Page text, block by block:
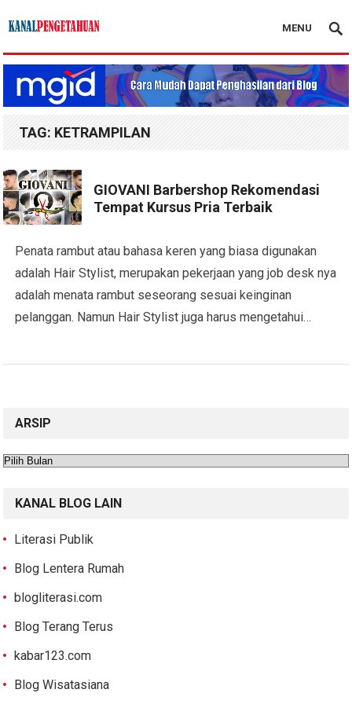
Kanal Pengetahuan
MENU
TAG: KETRAMPILAN
GIOVANI Barbershop Rekomendasi
Tempat Kursus Pria Terbaik
Penata rambut atau bahasa keren yang biasa digunakan
adalah Hair Stylist, merupakan pekerjaan yang job desk nya
adalah menata rambut seseorang sesuai keinginan
pelanggan. Namun Hair Stylist juga harus mengetahui…
ARSIP
Arsip
KANAL BLOG LAIN
Literasi Publik
Blog Lentera Rumah
blogliterasi.com
Blog Terang Terus
kabar123.com
Blog Wisatasiana